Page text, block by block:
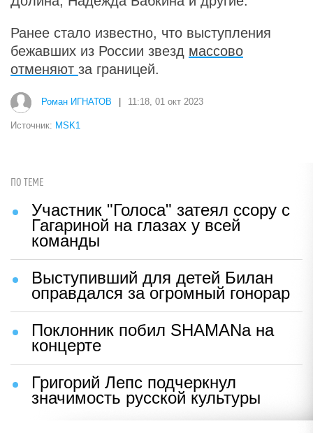
Ранее стало известно, что выступления
бежавших из России звезд массово
отменяют за границей.
Роман ИГНАТОВ 11:18, 01 окт 2023
Источник: MSK1
ПО ТЕМЕ
Участник "Голоса" затеял ссору с
Гагариной на глазах у всей
команды
Выступивший для детей Билан
оправдался за огромный гонорар
Поклонник побил SHAMANа на
концерте
Григорий Лепс подчеркнул
значимость русской культуры